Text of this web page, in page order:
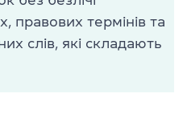
правових термінів та
слів, які складають